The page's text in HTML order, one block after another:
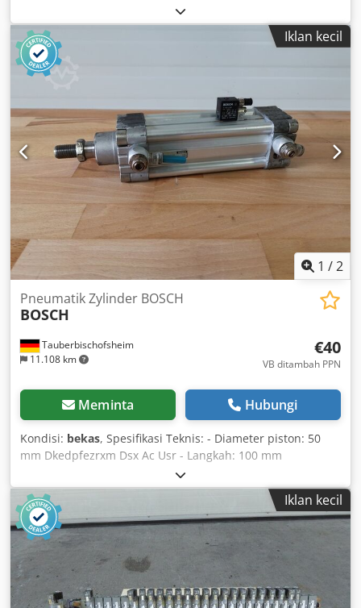
Iklan kecil
1 /2
Tauberbischofsheim
11.108 km
Pneumatik Zylinder BOSCH
BOSCH
€40
VB ditambah PPN
Meminta Hubungi
Kondisi: bekas, Spesifikasi Teknis: - Diameter piston: 50
mm Dkedpfezrxm Dsx Ac Usr - Langkah: 100 mm
Iklan kecil